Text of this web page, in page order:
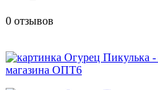
0 отзывов